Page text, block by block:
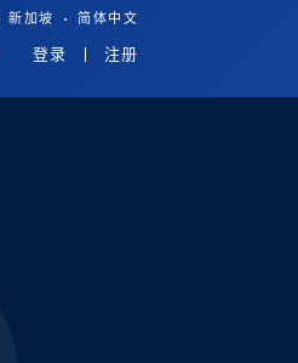
新加坡 · 简体中文
登录 注册